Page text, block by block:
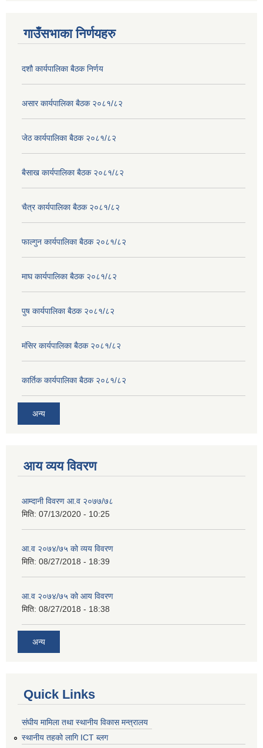
गाउँसभाका निर्णयहरु
दशौ कार्यपालिका बैठक निर्णय
असार कार्यपालिका बैठक २०८१/८२
जेठ कार्यपालिका बैठक २०८१/८२
बैसाख कार्यपालिका बैठक २०८१/८२
चैत्र कार्यपालिका बैठक २०८१/८२
फाल्गुन कार्यपालिका बैठक २०८१/८२
माघ कार्यपालिका बैठक २०८१/८२
पुष कार्यपालिका बैठक २०८१/८२
मंसिर कार्यपालिका बैठक २०८१/८२
कार्तिक कार्यपालिका बैठक २०८१/८२
अन्य
आय व्यय विवरण
आम्दानी विवरण आ.व २०७७/७८
मिति: 07/13/2020 - 10:25
आ.व २०७४/७५ को व्यय विवरण
मिति: 08/27/2018 - 18:39
आ.व २०७४/७५ को आय विवरण
मिति: 08/27/2018 - 18:38
अन्य
Quick Links
संघीय मामिला तथा स्थानीय विकास मन्त्रालय
स्थानीय तहको लागि ICT ब्लग